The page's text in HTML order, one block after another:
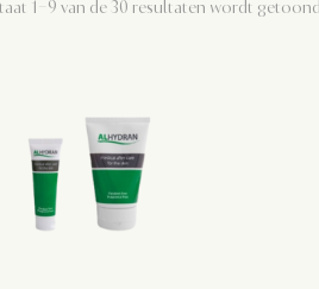
1–9 van de 30 resultaten wordt